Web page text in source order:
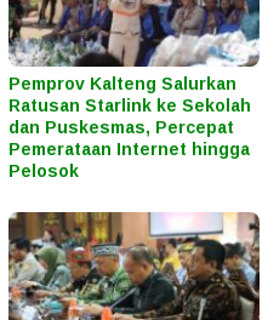
Pemprov Kalteng Salurkan
Ratusan Starlink ke Sekolah
dan Puskesmas, Percepat
Pemerataan Internet hingga
Pelosok